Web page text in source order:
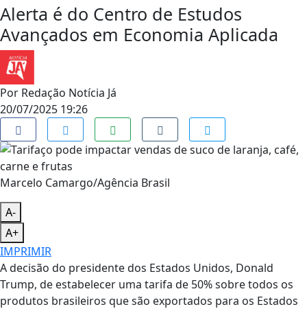
Alerta é do Centro de Estudos
Avançados em Economia Aplicada
Por Redação Notícia Já
20/07/2025 19:26
Marcelo Camargo/Agência Brasil
A-
A+
IMPRIMIR
A decisão do presidente dos Estados Unidos, Donald
Trump, de estabelecer uma tarifa de 50% sobre todos os
produtos brasileiros que são exportados para os Estados